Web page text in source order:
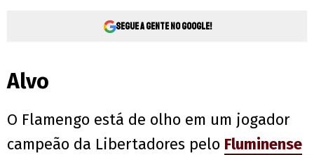
Segue a gente no Google!
Alvo
O Flamengo está de olho em um jogador
campeão da Libertadores pelo Fluminense